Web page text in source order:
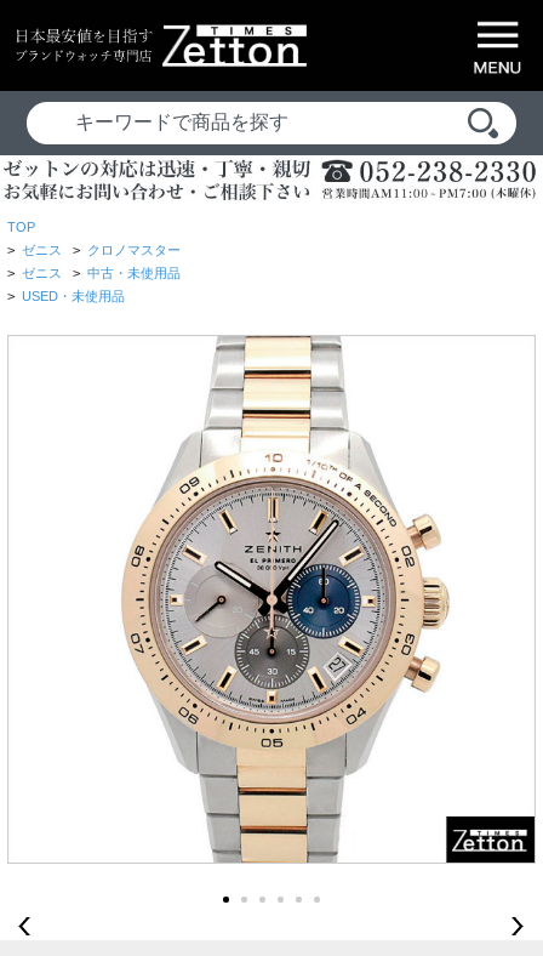
TOP
> ゼニス > クロノマスター
> ゼニス > 中古・未使用品
> USED・未使用品